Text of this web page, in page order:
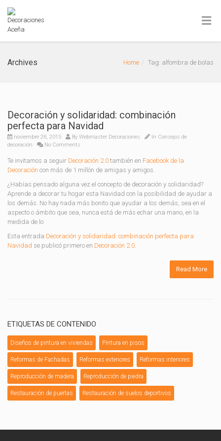
Archives Home Tag: alfombra de bolas
Decoración y solidaridad: combinación
perfecta para Navidad
noviembre 26, 2015 By Webmaster Decoraciones In Consejos de
decoración
No Comments
Te invitamos a seguir Decoración 2.0 también en Facebook de la
Decoración con más de 1 millón de amigas y amigos.
¿Habías pensado alguna vez el concepto de decoración y solidaridad?
Aprende a decorar tu hogar esta Navidad con la posibilidad de ayudar a
los demás. No hay nada más bonito que ayudar a los demás, sea en el
aspecto o ámbito que sea, nunca está de más echar una mano, en la
medida de lo
Esta entrada Decoración y solidaridad: combinación perfecta para
Navidad se publicó primero en Decoración 2.0.
Read More
ETIQUETAS DE CONTENIDO
Diseños de pintura en viviendas Pintura en pisos
Reformas de Fachadas Reformas exteriores Reformas interiores
Reproducción de madera Reproducción de piedra
Restauración de puertas Restauración de suelos deportivos